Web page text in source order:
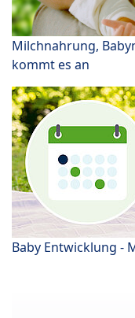
Milchnahrung,
kommt es an
Baby Entwicklung -